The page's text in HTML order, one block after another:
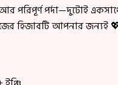
পরিপূর্ণ পর্দা—দুটোই
হিজাবটি আপনার জন্যই